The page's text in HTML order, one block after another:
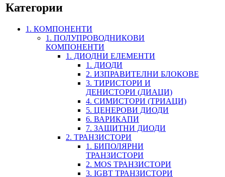
Категории
1. КОМПОНЕНТИ
1. ПОЛУПРОВОДНИКОВИ
КОМПОНЕНТИ
1. ДИОДНИ ЕЛЕМЕНТИ
1. ДИОДИ
2. ИЗПРАВИТЕЛНИ БЛОКОВЕ
3. ТИРИСТОРИ И
ДЕНИСТОРИ (ДИАЦИ)
4. СИМИСТОРИ (ТРИАЦИ)
5. ЦЕНЕРОВИ ДИОДИ
6. ВАРИКАПИ
7. ЗАЩИТНИ ДИОДИ
2. ТРАНЗИСТОРИ
1. БИПОЛЯРНИ
ТРАНЗИСТОРИ
2. MOS ТРАНЗИСТОРИ
3. IGBT ТРАНЗИСТОРИ